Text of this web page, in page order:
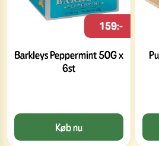
Barkleys Peppermint 50G x
6st
159:-
Køb nu